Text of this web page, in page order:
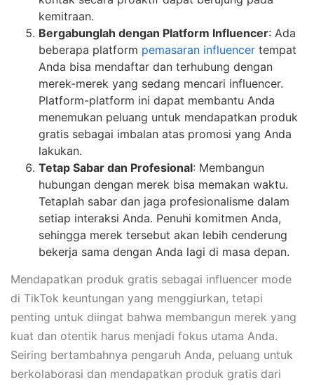
kemitraan.
Bergabunglah dengan Platform Influencer: Ada
beberapa platform pemasaran influencer tempat
Anda bisa mendaftar dan terhubung dengan
merek-merek yang sedang mencari influencer.
Platform-platform ini dapat membantu Anda
menemukan peluang untuk mendapatkan produk
gratis sebagai imbalan atas promosi yang Anda
lakukan.
Tetap Sabar dan Profesional: Membangun
hubungan dengan merek bisa memakan waktu.
Tetaplah sabar dan jaga profesionalisme dalam
setiap interaksi Anda. Penuhi komitmen Anda,
sehingga merek tersebut akan lebih cenderung
bekerja sama dengan Anda lagi di masa depan.
Mendapatkan produk gratis sebagai influencer mode
di TikTok keuntungan yang menggiurkan, tetapi
penting untuk diingat bahwa membangun merek yang
kuat dan otentik harus menjadi fokus utama Anda.
Seiring bertambahnya pengaruh Anda, peluang untuk
berkolaborasi dan mendapatkan produk gratis dari